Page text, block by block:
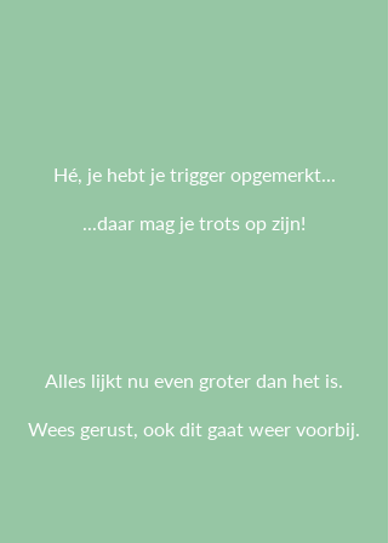
Hé, je hebt je trigger opgemerkt...
...daar mag je trots op zijn!
Alles lijkt nu even groter dan het is.
Wees gerust, ook dit gaat weer voorbij.